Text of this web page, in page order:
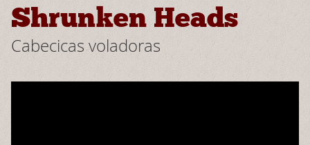
Shrunken Heads
Cabecicas voladoras